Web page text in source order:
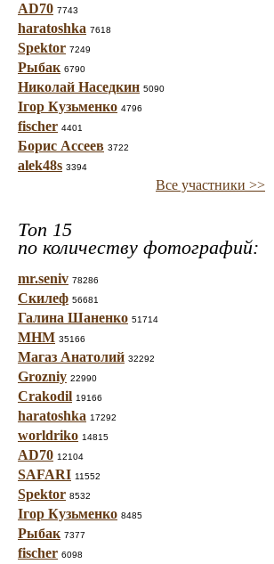
AD70 7743
haratoshka 7618
Spektor 7249
Рыбак 6790
Николай Наседкин 5090
Ігор Кузьменко 4796
fischer 4401
Борис Ассеев 3722
alek48s 3394
Все участники >>
Топ 15
по количеству фотографий:
mr.seniv 78286
Скилеф 56681
Галина Шаненко 51714
МНМ 35166
Магаз Анатолий 32292
Grozniy 22990
Crakodil 19166
haratoshka 17292
worldriko 14815
AD70 12104
SAFARI 11552
Spektor 8532
Ігор Кузьменко 8485
Рыбак 7377
fischer 6098